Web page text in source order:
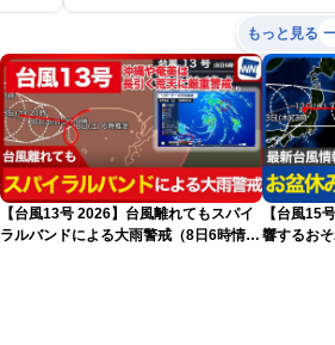
もっと見る
【台風13号 2026】台風離れてもスパイ
ラルバンドによる大雨警戒（8日6時情
【台風15
響するお